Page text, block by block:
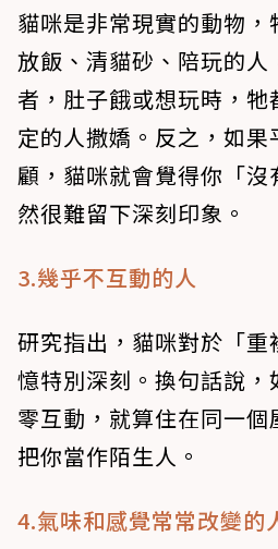
貓咪是非常現實的動物
放飯、清貓砂、陪玩的人
者，肚子餓或想玩時，
定的人撒嬌。反之，如果
顧，貓咪就會覺得你「沒
然很難留下深刻印象。
3.幾乎不互動的人
研究指出，貓咪對於「
憶特別深刻。換句話說
零互動，就算住在同一
把你當作陌生人。
4.氣味和感覺常常改變的